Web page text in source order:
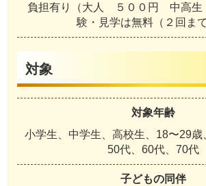
負担有り（大人 ５００円 中高
験・見学は無料（２回まで
対象
対象年齢
小学生、中学生、高校生、18〜29歳
50代、60代、70代
子どもの同伴